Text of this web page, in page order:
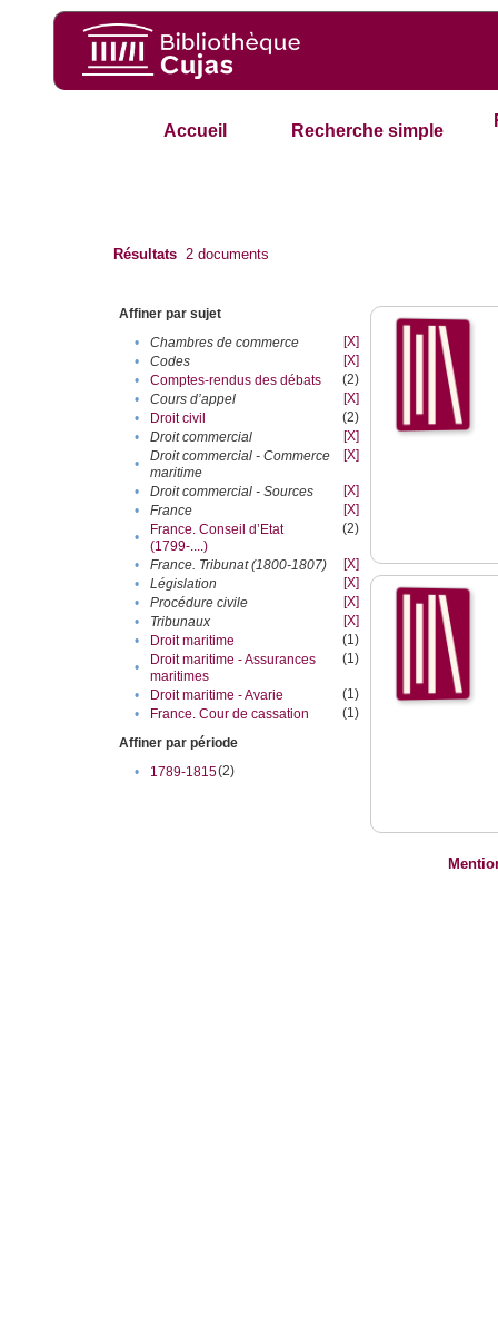
Accueil Recherche simple
Résultats 2 documents
Affiner par sujet
•
Chambres de commerce
[X]
•
Codes
[X]
•
Comptes-rendus des débats
(2)
•
Cours d’appel
[X]
•
Droit civil
(2)
•
Droit commercial
[X]
•
Droit commercial - Commerce
maritime
[X]
• Droit commercial - Sources
[X]
•
France
[X]
•
France. Conseil d’Etat
(1799-....)
(2)
• France. Tribunat (1800-1807)
[X]
•
Législation
[X]
•
Procédure civile
[X]
•
Tribunaux
[X]
•
Droit maritime
(1)
•
Droit maritime - Assurances
maritimes
(1)
• Droit maritime - Avarie
(1)
•
France. Cour de cassation
(1)
Affiner par période
•
1789-1815(2)